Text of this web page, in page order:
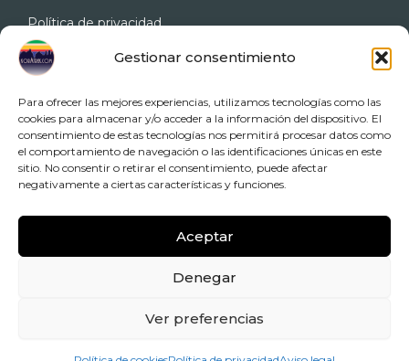
Gestionar consentimiento
Para ofrecer las mejores experiencias, utilizamos tecnologías como las
cookies para almacenar y/o acceder a la información del dispositivo. El
consentimiento de estas tecnologías nos permitirá procesar datos como
el comportamiento de navegación o las identificaciones únicas en este
sitio. No consentir o retirar el consentimiento, puede afectar
negativamente a ciertas características y funciones.
Aceptar
Denegar
Ver preferencias
Política de privacidad
Política de cookies
Condicionado general de
contratación
2026 Copyright © KORA TREK
CICMA nº 4528